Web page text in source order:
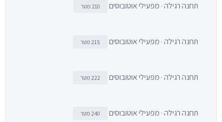
תחנה רגילה · מפעילי אוטובוסים 210 מטר
תחנה רגילה · מפעילי אוטובוסים 215 מטר
תחנה רגילה · מפעילי אוטובוסים 222 מטר
תחנה רגילה · מפעילי אוטובוסים 240 מטר